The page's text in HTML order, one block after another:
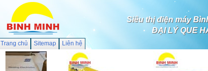
Siêu thị điện máy
ĐẠI LÝ QUE
Trang chủ Sitemap Liên hệ